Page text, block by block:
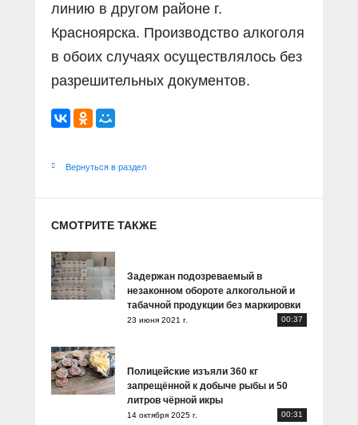
линию в другом районе г.
Красноярска. Производство алкоголя
в обоих случаях осуществлялось без
разрешительных документов.
Вернуться в раздел
СМОТРИТЕ ТАКЖЕ
Задержан подозреваемый в
незаконном обороте алкогольной и
табачной продукции без маркировки
23 июня 2021 г. 00:37
Полицейские изъяли 360 кг
запрещённой к добыче рыбы и 50
литров чёрной икры
14 октября 2025 г. 00:31